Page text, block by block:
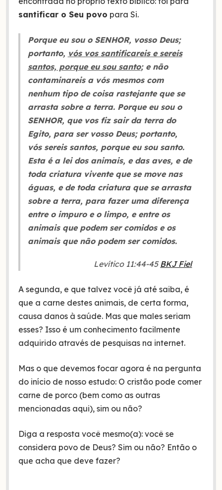
santificar o Seu povo para Si.
Porque eu sou o SENHOR, vosso Deus;
portanto, vós vos santificareis e sereis
santos, porque eu sou santo; e não
contaminareis a vós mesmos com
nenhum tipo de coisa rastejante que se
arrasta sobre a terra. Porque eu sou o
SENHOR, que vos fiz sair da terra do
Egito, para ser vosso Deus; portanto,
vós sereis santos, porque eu sou santo.
Esta é a lei dos animais, e das aves, e de
toda criatura vivente que se move nas
águas, e de toda criatura que se arrasta
sobre a terra, para fazer uma diferença
entre o impuro e o limpo, e entre os
animais que podem ser comidos e os
animais que não podem ser comidos.
Levítico 11:44-45BKJ Fiel
A segunda, e que talvez você já até saiba, é
que a carne destes animais, de certa forma,
causa danos à saúde. Mas que males seriam
esses? Isso é um conhecimento facilmente
adquirido através de pesquisas na internet.
Mas o que devemos focar agora é na pergunta
do início de nosso estudo: O cristão pode comer
carne de porco (bem como as outras
mencionadas aqui), sim ou não?
Diga a resposta você mesmo(a): você se
considera povo de Deus? Sim ou não? Então o
que acha que deve fazer?